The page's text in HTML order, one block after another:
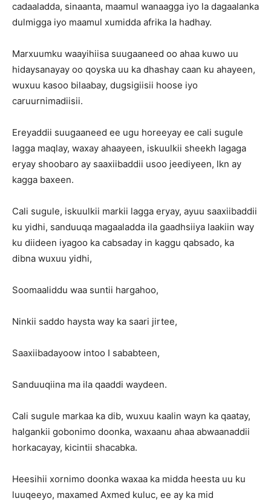
cadaaladda, sinaanta, maamul wanaagga iyo la dagaalanka
dulmigga iyo maamul xumidda afrika la hadhay.
Marxuumku waayihiisa suugaaneed oo ahaa kuwo uu
hidaysanayay oo qoyska uu ka dhashay caan ku ahayeen,
wuxuu kasoo bilaabay, dugsigiisii hoose iyo
caruurnimadiisii.
Ereyaddii suugaaneed ee ugu horeeyay ee cali sugule
lagga maqlay, waxay ahaayeen, iskuulkii sheekh lagaga
eryay shoobaro ay saaxiibaddii usoo jeediyeen, lkn ay
kagga baxeen.
Cali sugule, iskuulkii markii lagga eryay, ayuu saaxiibaddii
ku yidhi, sanduuqa magaaladda ila gaadhsiiya laakiin way
ku diideen iyagoo ka cabsaday in kaggu qabsado, ka
dibna wuxuu yidhi,
Soomaaliddu waa suntii hargahoo,
Ninkii saddo haysta way ka saari jirtee,
Saaxiibadayoow intoo I sababteen,
Sanduuqiina ma ila qaaddi waydeen.
Cali sugule markaa ka dib, wuxuu kaalin wayn ka qaatay,
halgankii gobonimo doonka, waxaanu ahaa abwaanaddii
horkacayay, kicintii shacabka.
Heesihii xornimo doonka waxaa ka midda heesta uu ku
luuqeeyo, maxamed Axmed kuluc, ee ay ka mid